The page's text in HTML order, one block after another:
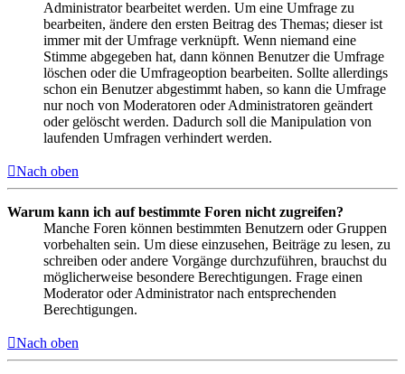
Administrator bearbeitet werden. Um eine Umfrage zu
bearbeiten, ändere den ersten Beitrag des Themas; dieser ist
immer mit der Umfrage verknüpft. Wenn niemand eine
Stimme abgegeben hat, dann können Benutzer die Umfrage
löschen oder die Umfrageoption bearbeiten. Sollte allerdings
schon ein Benutzer abgestimmt haben, so kann die Umfrage
nur noch von Moderatoren oder Administratoren geändert
oder gelöscht werden. Dadurch soll die Manipulation von
laufenden Umfragen verhindert werden.
Nach oben
Warum kann ich auf bestimmte Foren nicht zugreifen?
Manche Foren können bestimmten Benutzern oder Gruppen
vorbehalten sein. Um diese einzusehen, Beiträge zu lesen, zu
schreiben oder andere Vorgänge durchzuführen, brauchst du
möglicherweise besondere Berechtigungen. Frage einen
Moderator oder Administrator nach entsprechenden
Berechtigungen.
Nach oben